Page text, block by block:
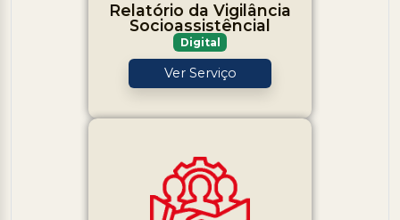
Relatório da Vigilância
Socioassistêncial
Digital
Ver Serviço